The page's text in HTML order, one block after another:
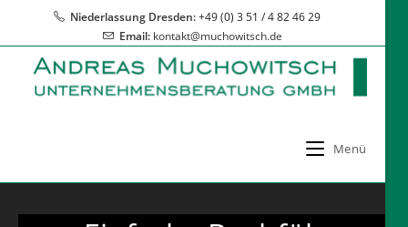
springen
Niederlassung Dresden:+49 (0) 3 51 / 4 82 46 29
Email: kontakt@muchowitsch.de
Menü